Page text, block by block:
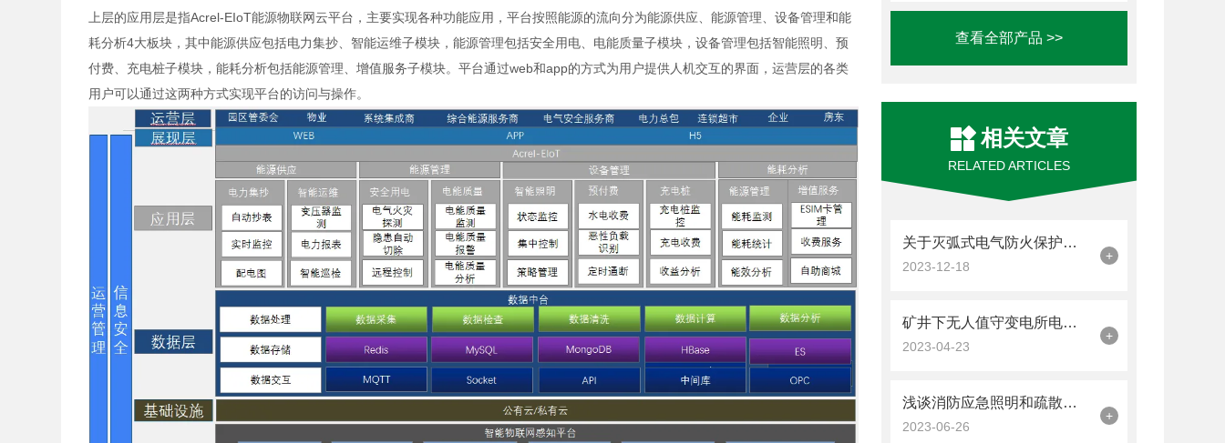
查看全部产品 >>
相关文章
RELATED ARTICLES
关于灭弧式电气防火保护装置的优点你知道么？看看本篇吧
2023-12-18
+
矿井下无人值守变电所电力监控系统的探讨与产品选型
2023-04-23
+
浅谈消防应急照明和疏散指示系统在变电站的设计与应用
2023-06-26
+
上层的应用层是指Acrel-EIoT能源物联网云平台，主要实现各种功能应用，平台按照能源的流向分为能源供应、能源管理、设备管理和能
耗分析4大板块，其中能源供应包括电力集抄、智能运维子模块，能源管理包括安全用电、电能质量子模块，设备管理包括智能照明、预
付费、充电桩子模块，能耗分析包括能源管理、增值服务子模块。平台通过web和app的方式为用户提供人机交互的界面，运营层的各类
用户可以通过这两种方式实现平台的访问与操作。